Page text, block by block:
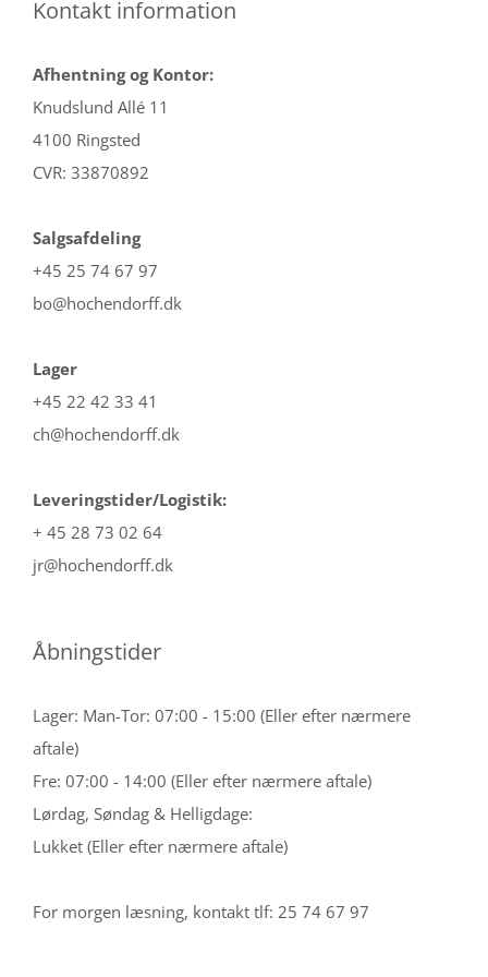
Kontakt information
Afhentning og Kontor:
Knudslund Allé 11
4100 Ringsted
CVR: 33870892
Salgsafdeling
+45 25 74 67 97
bo@hochendorff.dk
Lager
+45 22 42 33 41
ch@hochendorff.dk
Leveringstider/Logistik:
+ 45 28 73 02 64
jr@hochendorff.dk
Åbningstider
Lager: Man-Tor: 07:00 - 15:00 (Eller efter nærmere
aftale)
Fre: 07:00 - 14:00 (Eller efter nærmere aftale)
Lørdag, Søndag & Helligdage:
Lukket (Eller efter nærmere aftale)
For morgen læsning, kontakt tlf: 25 74 67 97